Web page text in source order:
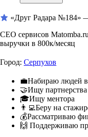
«Друг Радара №184»
CEO сервисов
выручки в 800к/месяц
Город: Серпухов
💼Набираю людей
🤝Ищу
🎓Ищу ментора
👨‍💻Беру на
💰Рассматриваю
🙌 Поддерживаю